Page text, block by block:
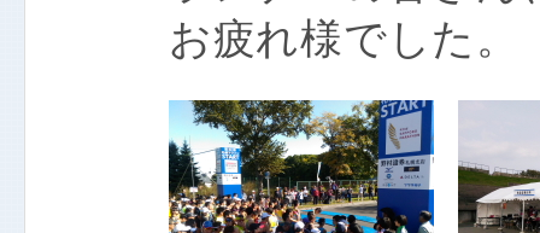
お疲れ様でした。